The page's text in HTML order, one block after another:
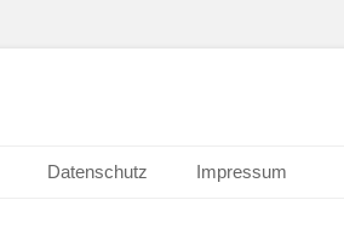
Datenschutz Impressum